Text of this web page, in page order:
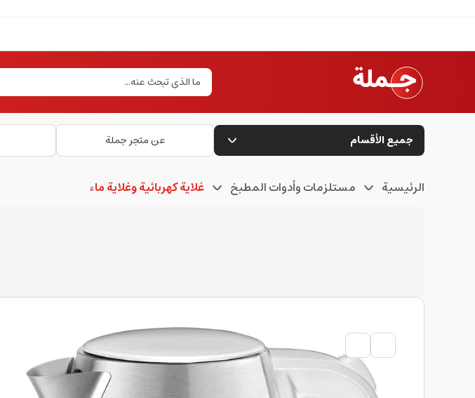
جميع الأقسام عن متجر جملة
الرئيسية مستلزمات وأدوات المطبخ غلاية كهربائية وغلاية ماء